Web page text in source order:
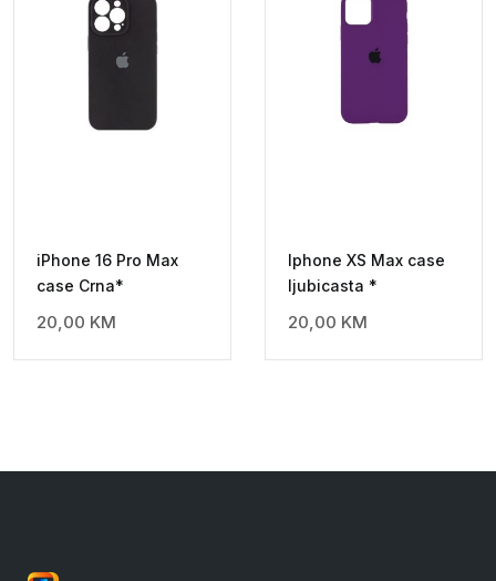
iPhone 16 Pro Max
case Crna*
20,00 KM
Iphone XS Max case
ljubicasta *
20,00 KM